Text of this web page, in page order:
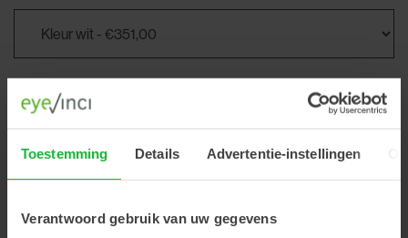
Toestemming Details Advertentie-instellingen
Verantwoord gebruik van uw gegevens
€351,00Excl. btw